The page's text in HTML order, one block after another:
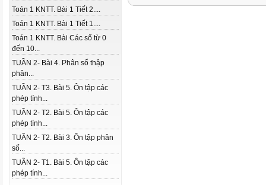
Toán 1 KNTT. Bài 1 Tiết 2....
Toán 1 KNTT. Bài 1 Tiết 1....
Toán 1 KNTT. Bài Các số từ 0
đến 10...
TUẦN 2- Bài 4. Phân số thập
phân...
TUẦN 2- T3. Bài 5. Ôn tập các
phép tính...
TUẦN 2- T2. Bài 5. Ôn tập các
phép tính...
TUẦN 2- T2. Bài 3. Ôn tập phân
số...
TUẦN 2- T1. Bài 5. Ôn tập các
phép tính...